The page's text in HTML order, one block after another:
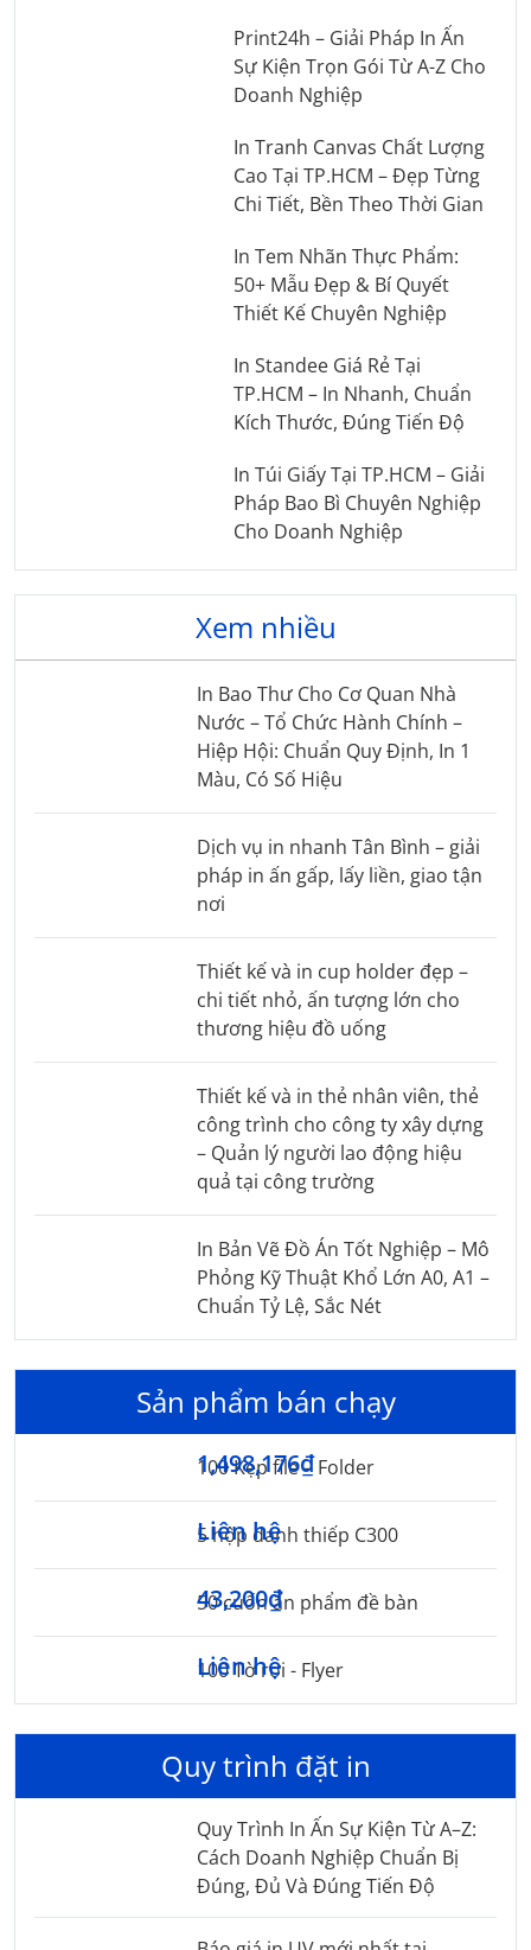
Print24h – Giải Pháp In Ấn
Sự Kiện Trọn Gói Từ A-Z Cho
Doanh Nghiệp
In Tranh Canvas Chất Lượng
Cao Tại TP.HCM – Đẹp Từng
Chi Tiết, Bền Theo Thời Gian
In Tem Nhãn Thực Phẩm:
50+ Mẫu Đẹp & Bí Quyết
Thiết Kế Chuyên Nghiệp
In Standee Giá Rẻ Tại
TP.HCM – In Nhanh, Chuẩn
Kích Thước, Đúng Tiến Độ
In Túi Giấy Tại TP.HCM – Giải
Pháp Bao Bì Chuyên Nghiệp
Cho Doanh Nghiệp
Xem nhiều
In Bao Thư Cho Cơ Quan Nhà
Nước – Tổ Chức Hành Chính –
Hiệp Hội: Chuẩn Quy Định, In 1
Màu, Có Số Hiệu
Dịch vụ in nhanh Tân Bình – giải
pháp in ấn gấp, lấy liền, giao tận
nơi
Thiết kế và in cup holder đẹp –
chi tiết nhỏ, ấn tượng lớn cho
thương hiệu đồ uống
Thiết kế và in thẻ nhân viên, thẻ
công trình cho công ty xây dựng
– Quản lý người lao động hiệu
quả tại công trường
In Bản Vẽ Đồ Án Tốt Nghiệp – Mô
Phỏng Kỹ Thuật Khổ Lớn A0, A1 –
Chuẩn Tỷ Lệ, Sắc Nét
Sản phẩm bán chạy
100 Kẹp file – Folder
1,498,176₫
5 hộp danh thiếp C300
Liên hệ
50 cuốn ấn phẩm đề bàn
43,200₫
100 Tờ rơi - Flyer
Liên hệ
Quy trình đặt in
Quy Trình In Ấn Sự Kiện Từ A–Z:
Cách Doanh Nghiệp Chuẩn Bị
Đúng, Đủ Và Đúng Tiến Độ